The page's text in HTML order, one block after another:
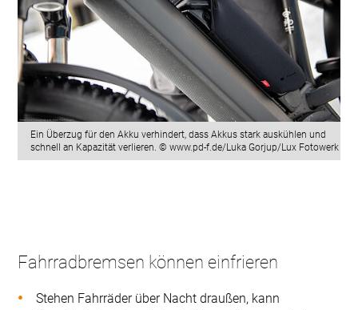
Ein Überzug für den Akku verhindert, dass Akkus stark auskühlen und
schnell an Kapazität verlieren. © www.pd-f.de/Luka Gorjup/Lux Fotowerk
Fahrradbremsen können einfrieren
Stehen Fahrräder über Nacht draußen, kann